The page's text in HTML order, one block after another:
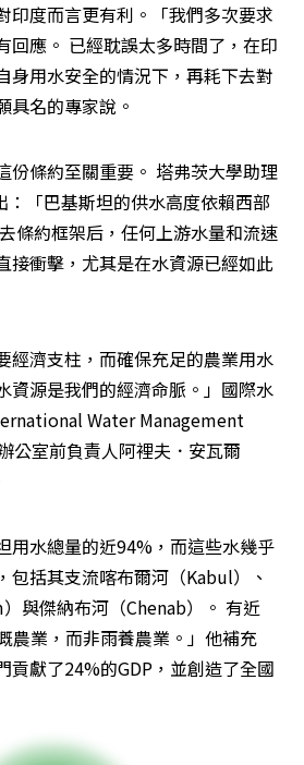
印度而言更有利。「我們多次要求
回應。 已經耽誤太多時間了，在印
身用水安全的情況下，再耗下去對
具名的專家說。
份條約至關重要。 塔弗茨大學助理
：「巴基斯坦的供水高度依賴西部
條約框架后，任何上游水量和流速
接衝擊，尤其是在水資源已經如此
經濟支柱，而確保充足的農業用水
資源是我們的經濟命脈。」國際水
Water Management
室前負責人阿裡夫．安瓦爾
用水總量的近94%，而這些水幾乎
包括其支流喀布爾河（Kabul）、
與傑納布河（Chenab）。 有近
農業，而非雨養農業。」他補充
貢獻了24%的GDP，並創造了全國